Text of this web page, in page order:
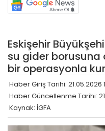
Eskişehir
su gider borusuna
bir operasyonla
Haber Giriş Tarihi: 21.05.2026
Haber Güncellenme Tarihi:
Kaynak: İGFA